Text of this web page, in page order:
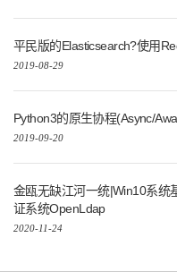
平民版的Elasticsearch?使用
2019-08-29
Python3的原生协程(Async/
2019-09-20
金瓯无缺江河一统|Win10系统
证系统OpenLdap
2020-11-24